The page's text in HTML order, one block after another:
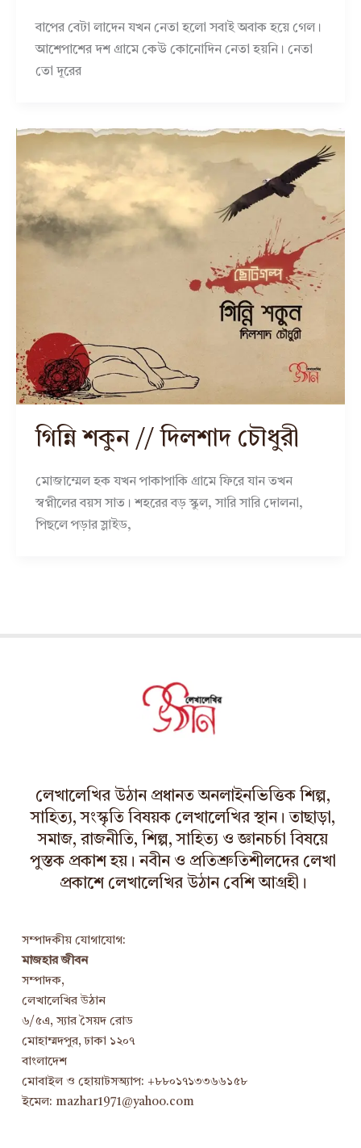
বাপের বেটা লাদেন যখন নেতা হলো সবাই অবাক হয়ে গেল।
আশেপাশের দশ গ্রামে কেউ কোনোদিন নেতা হয়নি। নেতা
তো দূরের
গিন্নি শকুন // দিলশাদ চৌধুরী
মোজাম্মেল হক যখন পাকাপাকি গ্রামে ফিরে যান তখন
স্বপ্নীলের বয়স সাত। শহরের বড় স্কুল, সারি সারি দোলনা,
পিছলে পড়ার স্লাইড,
লেখালেখির উঠান প্রধানত অনলাইনভিত্তিক শিল্প,
সাহিত্য, সংস্কৃতি বিষয়ক লেখালেখির স্থান। তাছাড়া,
সমাজ, রাজনীতি, শিল্প, সাহিত্য ও জ্ঞানচর্চা বিষয়ে
পুস্তক প্রকাশ হয়। নবীন ও প্রতিশ্রুতিশীলদের লেখা
প্রকাশে লেখালেখির উঠান বেশি আগ্রহী।
সম্পাদকীয় যোগাযোগ:
মাজহার জীবন
সম্পাদক,
লেখালেখির উঠান
৬/৫এ, স্যার সৈয়দ রোড
মোহাম্মদপুর, ঢাকা ১২০৭
বাংলাদেশ
মোবাইল ও হোয়াটসঅ্যাপ: +৮৮০১৭১৩৩৬৬১৫৮
ইমেল: mazhar1971@yahoo.com